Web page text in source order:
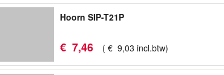
Hoorn SIP-T21P
€ 7,46 ( € 9,03 incl.btw)